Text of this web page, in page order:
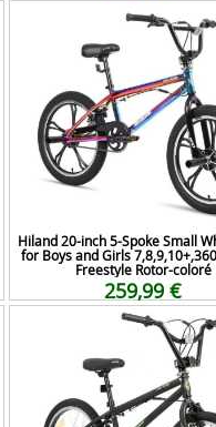
Hiland 20-inch 5-Spoke Small
for Boys and Girls
Freestyle Rotor-coloré
259,99 €